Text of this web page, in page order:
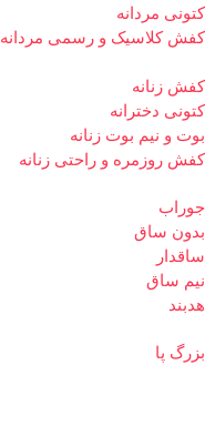
کتونی مردانه
کفش کلاسیک و رسمی مردانه
کفش زنانه
کتونی دخترانه
بوت و نیم بوت زنانه
کفش روزمره و راحتی زنانه
جوراب
بدون ساق
ساقدار
نیم ساق
هدبند
بزرگ پا